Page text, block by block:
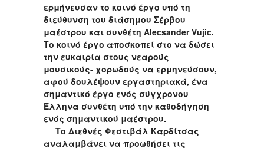
ερμήνευσαν το κοινό έργο υπό τη
διεύθυνση του διάσημου Σέρβου
μαέστρου και συνθέτη Alecsander Vujic.
Το κοινό έργο αποσκοπεί στο να δώσει
την ευκαιρία στους νεαρούς
μουσικούς- χορωδούς να ερμηνεύσουν,
αφού δουλέψουν εργαστηριακά, ένα
σημαντικό έργο ενός σύγχρονου
Έλληνα συνθέτη υπό την καθοδήγηση
ενός σημαντικού μαέστρου.
Το Διεθνές Φεστιβάλ Καρδίτσας
αναλαμβάνει να προωθήσει τις